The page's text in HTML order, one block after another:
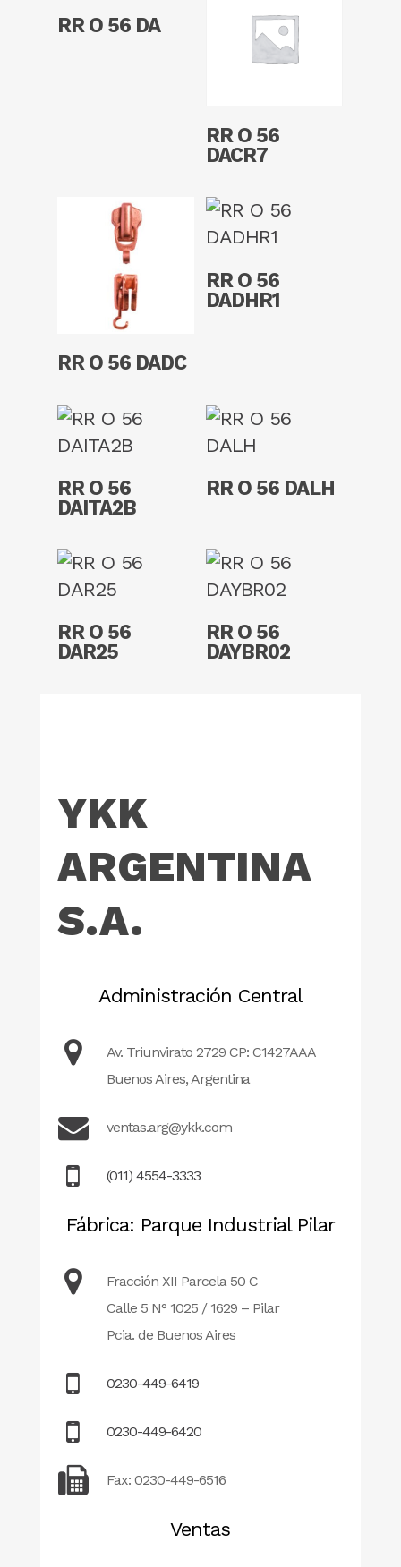
Read More
RR O 56 DA
Read More
RR O 56
DACR7
Read More
RR O 56 DADC
RR O 56
DADHR1
RR O 56
DAITA2B
RR O 56 DALH
Read More
RR O 56
DAR25
Read More
RR O 56
DAYBR02
YKK
ARGENTINA
S.A.
Administración Central
Av. Triunvirato 2729 CP: C1427AAA
Buenos Aires, Argentina
ventas.arg@ykk.com
(011) 4554-3333
Fábrica: Parque Industrial Pilar
Fracción XII Parcela 50 C
Calle 5 N° 1025 / 1629 – Pilar
Pcia. de Buenos Aires
0230-449-6419
0230-449-6420
Fax: 0230-449-6516
Ventas